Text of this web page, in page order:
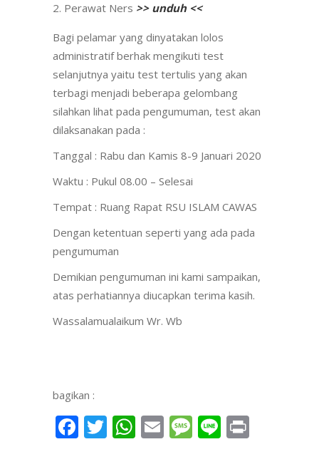
Perawat Ners >> unduh <<
Bagi pelamar yang dinyatakan lolos
administratif berhak mengikuti test
selanjutnya yaitu test tertulis yang akan
terbagi menjadi beberapa gelombang
silahkan lihat pada pengumuman, test akan
dilaksanakan pada :
Tanggal : Rabu dan Kamis 8-9 Januari 2020
Waktu : Pukul 08.00 – Selesai
Tempat : Ruang Rapat RSU ISLAM CAWAS
Dengan ketentuan seperti yang ada pada
pengumuman
Demikian pengumuman ini kami sampaikan,
atas perhatiannya diucapkan terima kasih.
Wassalamualaikum Wr. Wb
bagikan :
Facebook
Twitter
WhatsApp
EmailMessage
Line